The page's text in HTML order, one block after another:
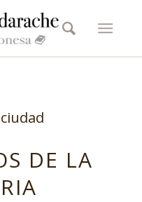
ciudad
DE LA